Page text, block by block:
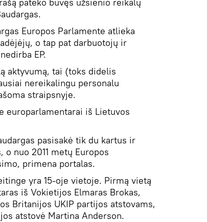
Europos Parlamente atlieka
o tap pat darbuotojų ir
EP.
aktyvumą, tai (toks didelis
nereikalingu personalu
straipsnyje.
europarlamentarai iš Lietuvos
pasisakė tik du kartus ir
nuo 2011 metų Europos
primena portalas.
yra 15-oje vietoje. Pirmą vietą
iš Vokietijos Elmaras Brokas,
Britanijos UKIP partijos atstovams,
atstovė Martina Anderson.